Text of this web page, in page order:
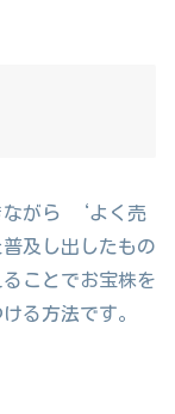
ながら ‘よく売
及し出したもの
ことでお宝株を
る方法です。